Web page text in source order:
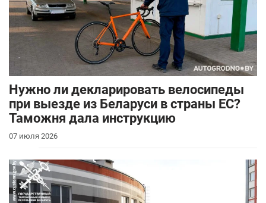
Нужно ли декларировать велосипеды
при выезде из Беларуси в страны ЕС?
Таможня дала инструкцию
07 июля 2026